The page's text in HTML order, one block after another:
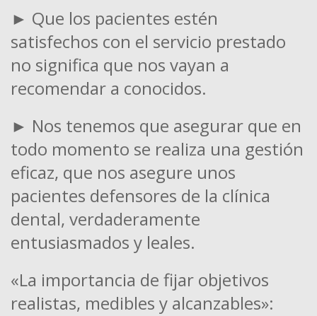
► Que los pacientes estén
satisfechos con el servicio prestado
no significa que nos vayan a
recomendar a conocidos.
► Nos tenemos que asegurar que en
todo momento se realiza una gestión
eficaz, que nos asegure unos
pacientes defensores de la clínica
dental, verdaderamente
entusiasmados y leales.
«La importancia de fijar objetivos
realistas, medibles y alcanzables»: